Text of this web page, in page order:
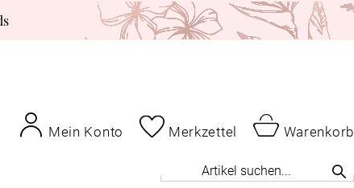
Mein Konto Merkzettel
Warenkorb